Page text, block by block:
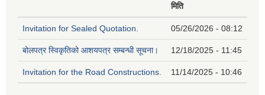
मिति
Invitation for Sealed Quotation. 05/26/2026 - 08:12
बोलपत्र स्विकृतिको आशयपत्र सम्बन्धी सूचना। 12/18/2025 - 11:45
Invitation for the Road Constructions. 11/14/2025 - 10:46